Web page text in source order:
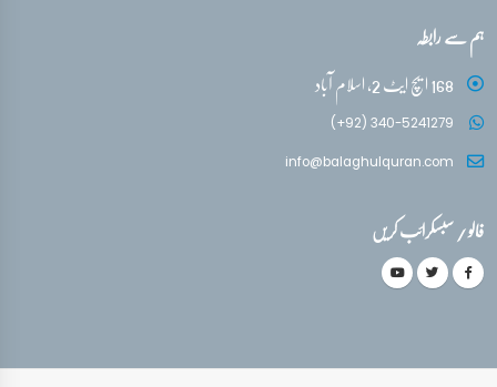
ہم سے رابطہ
168 ایچ ایٹ 2، اسلام آباد
(+92) 340-5241279
info@balaghulquran.com
فالو / سبسکرائب کریں